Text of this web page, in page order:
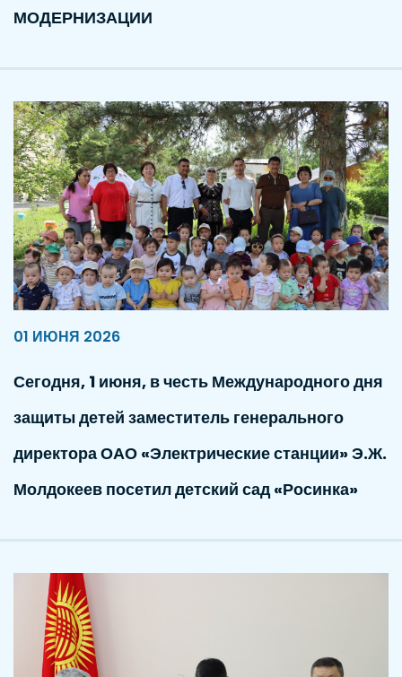
МОДЕРНИЗАЦИИ
01 ИЮНЯ 2026
Сегодня, 1 июня, в честь Международного дня
защиты детей заместитель генерального
директора ОАО «Электрические станции» Э.Ж.
Молдокеев посетил детский сад «Росинка»